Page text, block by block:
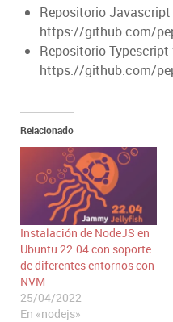
Repositorio
https://github.com/
Repositorio Typescript
https://github.com/
Relacionado
Instalación de NodeJS en
Ubuntu 22.04 con soporte
de diferentes entornos con
NVM
25/04/2022
En «nodejs»